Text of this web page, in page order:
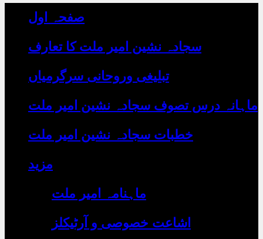
چاہ
صفحہ اول
سجادہ نشین امیر ملت کا تعارف
تبلیغی وروحانی سرگرمیاں
ماہانہ درس تصوف سجادہ نشین امیر ملت
خطبات سجادہ نشین امیر ملت
مزید
ماہنامہ امیر ملت
اشاعت خصوصی و آرٹیکلز